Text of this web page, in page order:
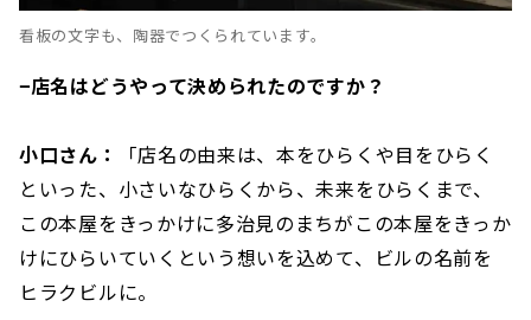
看板の文字も、陶器でつくられています。
−店名はどうやって決められたのですか？
小口さん：
「店名の由来は、本をひらくや目をひらく
といった、小さいなひらくから、未来をひらくまで、
この本屋をきっかけに多治見のまちがこの本屋をきっか
けにひらいていくという想いを込めて、ビルの名前を
ヒラクビルに。